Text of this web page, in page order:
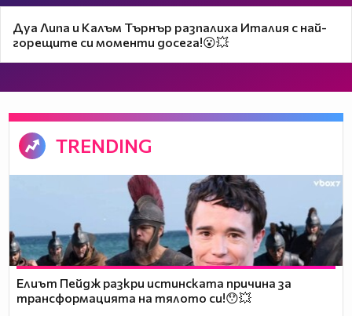
Дуа Липа и Калъм Търнър разпалиха Италия с най-
горещите си моменти досега!😮💥
TRENDING
Елиът Пейдж разкри истинската причина за
трансформацията на тялото си!😯💥